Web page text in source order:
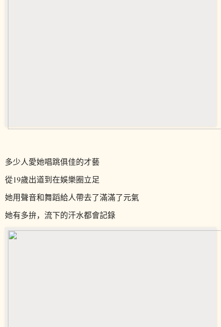
多少人愛她唱跳俱佳的才藝
從19歲出道到在娛樂圈立足
她用聲音和舞蹈給人帶去了滿滿了元氣
她有多拚，流下的汗水都會記錄